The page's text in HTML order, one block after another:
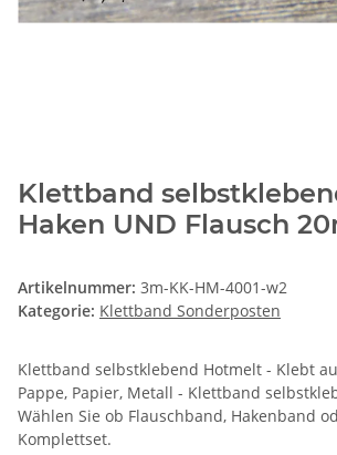
Klettband
Haken UND Flausch
Artikelnummer: 3m-KK-HM-4001-w2
Kategorie: Klettband Sonderposten
Klettband selbstklebend Hotmelt - Klebt
Pappe, Papier, Metall - Klettband
Wählen Sie ob Flauschband, Hakenband
Komplettset.